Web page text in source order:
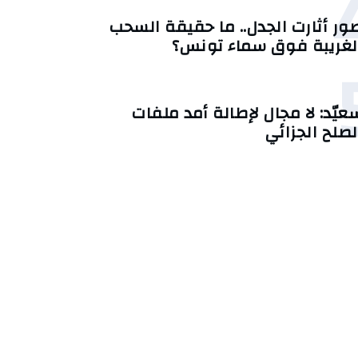
أثارت الجدل.. ما حقيقة السحب
فوق سماء تونس؟
لا مجال لإطالة أمد ملفات
الجزائي